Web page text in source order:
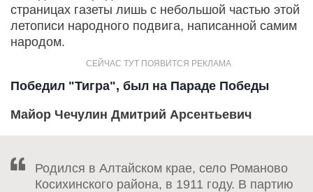
страницах газеты лишь с небольшой частью этой
летописи народного подвига, написанной самим
народом.
Победил "Тигра", был на Параде Победы
Майор Чечулин Дмитрий Арсентьевич
Родился в Алтайском крае, село Романово
Косихинского района, в 1911 году. В партию